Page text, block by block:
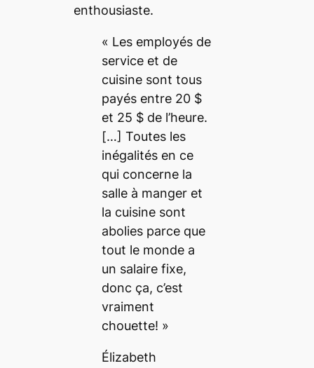
enthousiaste.
« Les employés de
service et de
cuisine sont tous
payés entre 20 $
et 25 $ de l’heure.
[…] Toutes les
inégalités en ce
qui concerne la
salle à manger et
la cuisine sont
abolies parce que
tout le monde a
un salaire fixe,
donc ça, c’est
vraiment
chouette! »
Élizabeth